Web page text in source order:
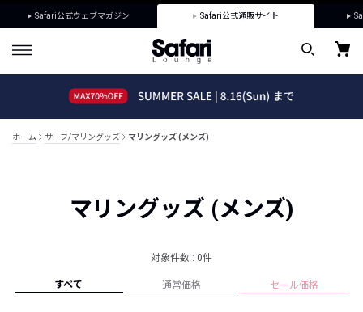
Safari公式ウェブマガジン Safari公式通販サイト
ホーム サーフ/マリングッズ マリングッズ (メンズ)
マリングッズ (メンズ)
対象件数 : 0件
すべて 通常価格 セール価格